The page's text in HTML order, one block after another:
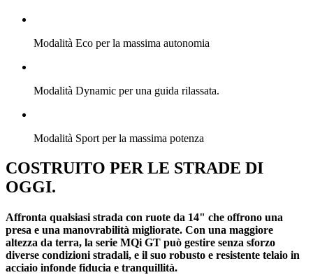
Modalità Eco per la massima autonomia
Modalità Dynamic per una guida rilassata.
Modalità Sport per la massima potenza
COSTRUITO PER LE STRADE DI
OGGI.
Affronta qualsiasi strada con ruote da 14" che offrono una
presa e una manovrabilità migliorate. Con una maggiore
altezza da terra, la serie MQi GT può gestire senza sforzo
diverse condizioni stradali, e il suo robusto e resistente telaio in
acciaio infonde fiducia e tranquillità.